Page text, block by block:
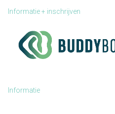
Informatie + inschrijven
Informatie